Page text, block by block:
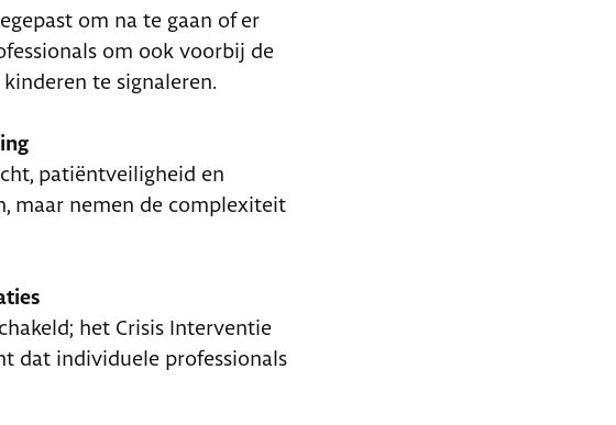
om na te gaan of er
om ook voorbij de
te signaleren.
patiëntveiligheid en
maar nemen de complexiteit
het Crisis Interventie
dat individuele professionals